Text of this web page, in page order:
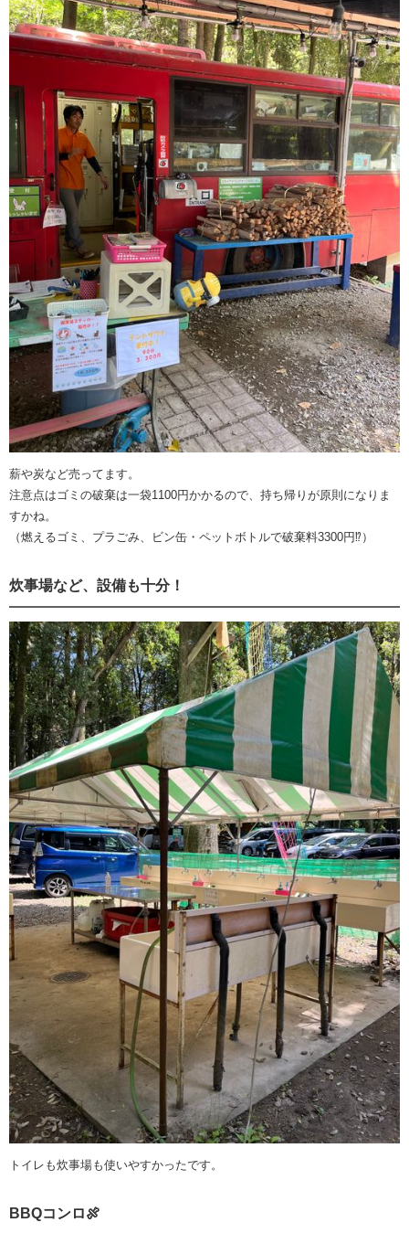
薪や炭など売ってます。
注意点はゴミの破棄は一袋1100円かかるので、持ち帰りが原則になりま
すかね。
（燃えるゴミ、プラごみ、ビン缶・ペットボトルで破棄料3300円⁉︎）
炊事場など、設備も十分！
トイレも炊事場も使いやすかったです。
BBQコンロ🍖